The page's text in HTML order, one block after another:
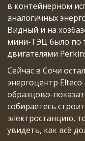
в контейнерном
аналогичных
Видный и на
мини-ТЭЦ было по
двигателями
Сейчас в Сочи
энергоцентр
образцово-
собираетесь
электростанцию,
увидеть, как всё